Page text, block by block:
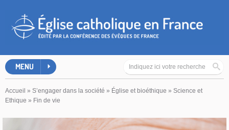
MENU
Accueil » S’engager dans la société » Église et bioéthique » Science et
Ethique » Fin de vie